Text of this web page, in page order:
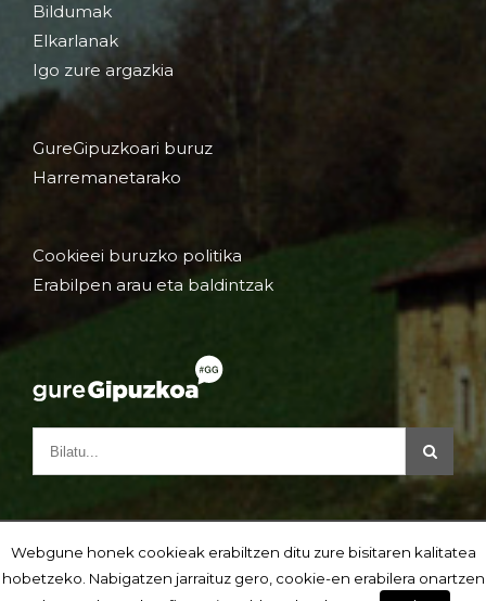
Bildumak
Elkarlanak
Igo zure argazkia
GureGipuzkoari buruz
Harremanetarako
Cookieei buruzko politika
Erabilpen arau eta baldintzak
Webgune honek cookieak erabiltzen ditu zure bisitaren kalitatea
hobetzeko. Nabigatzen jarraituz gero, cookie-en erabilera onartzen